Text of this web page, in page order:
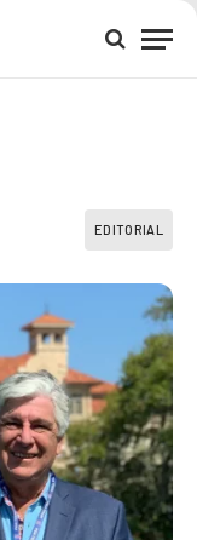
EDITORIAL